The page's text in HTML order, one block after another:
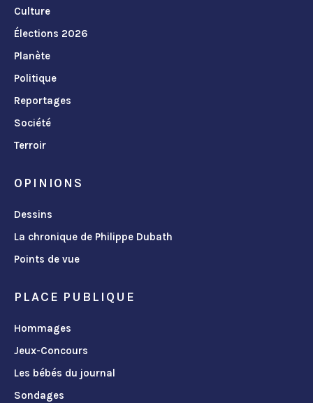
Culture
Élections 2026
Planète
Politique
Reportages
Société
Terroir
OPINIONS
Dessins
La chronique de Philippe Dubath
Points de vue
PLACE PUBLIQUE
Hommages
Jeux-Concours
Les bébés du journal
Sondages